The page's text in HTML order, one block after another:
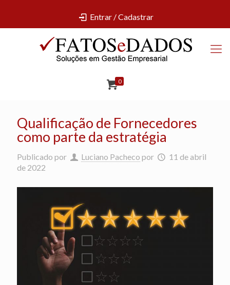
Entrar / Cadastrar
0
Qualificação de Fornecedores
como parte da estratégia
Publicado por Luciano Pacheco por
11 de abril
de 2022